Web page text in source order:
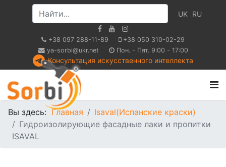
UK RU
+38 097 288-11-89
+38 050 310-02-29
ya-sorbi@ukr.net
Пон. - Пят. 9:00 - 17:00
Консультация искусственного интеллекта
Вы здесь:Главная
Isaval(Испанские краски)
Гидроизолирующие фасадные лаки и пропитки
ISAVAL